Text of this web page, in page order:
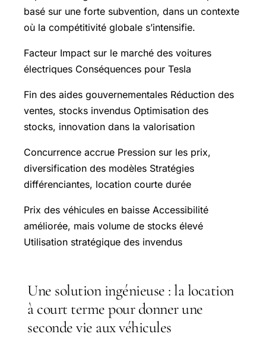
basé sur une forte subvention, dans un contexte
où la compétitivité globale s’intensifie.
Facteur Impact sur le marché des voitures
électriques Conséquences pour Tesla
Fin des aides gouvernementales Réduction des
ventes, stocks invendus Optimisation des
stocks, innovation dans la valorisation
Concurrence accrue Pression sur les prix,
diversification des modèles Stratégies
différenciantes, location courte durée
Prix des véhicules en baisse Accessibilité
améliorée, mais volume de stocks élevé
Utilisation stratégique des invendus
Une solution ingénieuse : la location
à court terme pour donner une
seconde vie aux véhicules